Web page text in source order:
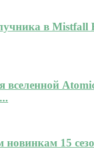
в Mistfall
вселенной
новинкам 15